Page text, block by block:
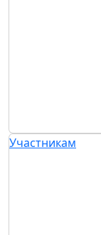
Участникам